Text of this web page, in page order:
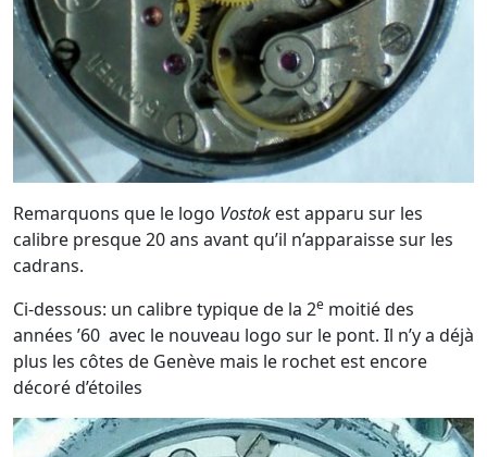
Remarquons que le logo Vostok est apparu sur les
calibre presque 20 ans avant qu’il n’apparaisse sur les
cadrans.
Ci-dessous: un calibre typique de la 2e moitié des
années ’60 avec le nouveau logo sur le pont. Il n’y a déjà
plus les côtes de Genève mais le rochet est encore
décoré d’étoiles